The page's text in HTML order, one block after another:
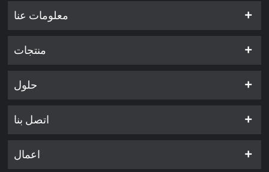
معلومات عنا
منتجات
حلول
اتصل بنا
اعمال